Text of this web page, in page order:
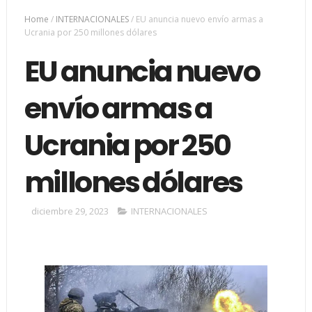
Home / INTERNACIONALES/ EU anuncia nuevo envío armas a
Ucrania por 250 millones dólares
EU anuncia nuevo
envío armas a
Ucrania por 250
millones dólares
diciembre 29, 2023 INTERNACIONALES